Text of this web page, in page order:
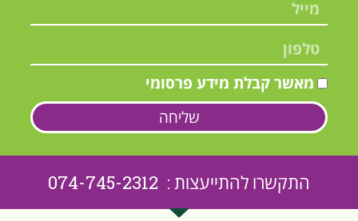
מאשר קבלת מידע פרסומי
שליחה
התקשרו להתייעצות : 074-745-2312